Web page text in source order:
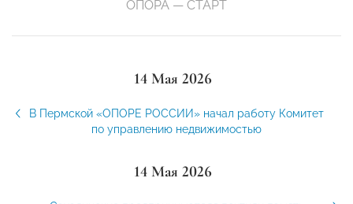
ОПОРА — СТАРТ
14 Мая 2026
В Пермской «ОПОРЕ РОССИИ» начал работу Комитет
по управлению недвижимостью
14 Мая 2026